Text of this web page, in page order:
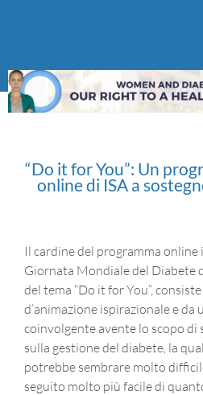
“Do it for You”: Un
online di ISA a
Il cardine del programma online
Giornata Mondiale del Diabete
del tema “Do it for You”,
d’animazione ispirazionale e da
coinvolgente avente lo scopo di
sulla gestione del diabete, la
potrebbe sembrare molto
seguito molto più facile di